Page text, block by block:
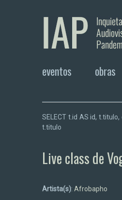
eventos obras
SELECT t.id AS id,
t.titulo
Live class de
Artista(s): Afrobapho